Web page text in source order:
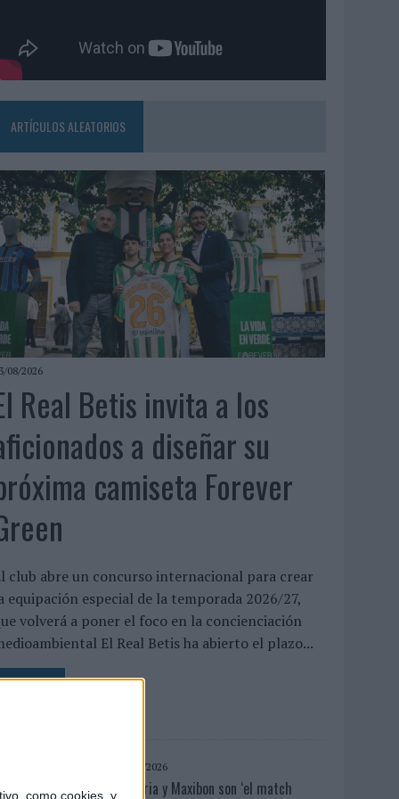
como cookies, y
ARTÍCULOS ALEATORIOS
08/2026
Real Betis invita a los
a diseñar su
camiseta Forever
club abre un concurso internacional para crear
equipación especial de la temporada 2026/27,
volverá a poner el foco en la concienciación
El Real Betis ha abierto el plazo...
04/08/2026
Babaria y Maxibon son ‘el match